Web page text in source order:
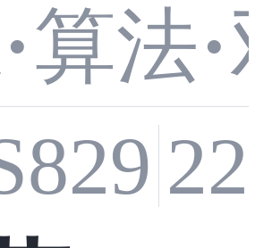
匹
额
·算法·